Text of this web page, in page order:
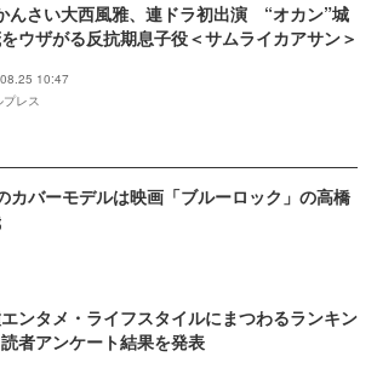
んさい大西風雅、連ドラ初出演 “オカン”城
ウザがる反抗期息子役＜サムライカアサン＞
10:47
レス
カバーモデルは映画「ブルーロック」の高橋
ンタメ・ライフスタイルにまつわるランキン
者アンケート結果を発表